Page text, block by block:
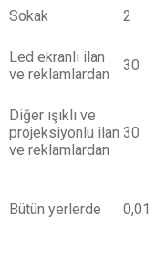
Sokak 2
Led ekranlı ilan
ve reklamlardan
30
Diğer ışıklı ve
projeksiyonlu ilan
ve reklamlardan
30
Bütün yerlerde 0,01